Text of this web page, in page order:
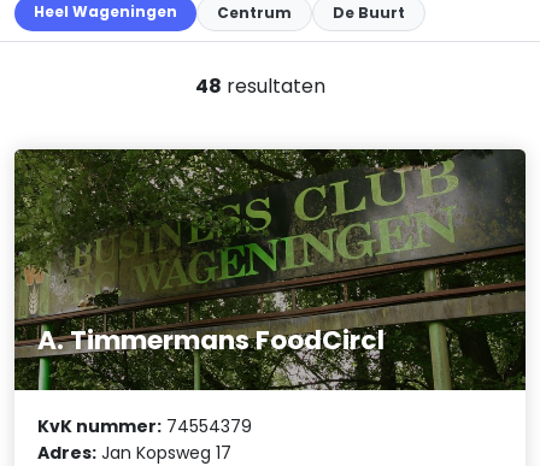
Heel Wageningen Centrum De Buurt
48 resultaten
A. Timmermans FoodCircl
KvK nummer: 74554379
Adres: Jan Kopsweg 17